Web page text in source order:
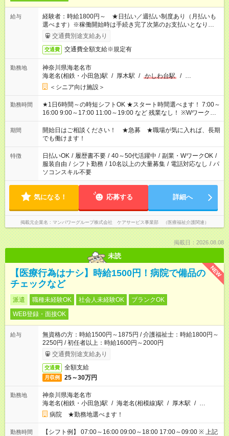
給与
経験者：時給1800円～ ★日払い／週払い制度あり（月払いも
選べます）※稼働開始時は手続き完了次第のお支払いとなりま
す。交通費別途支給あり
交通費 交通費全額支給※規定有
勤務地
神奈川県海老名市
海老名(相鉄・小田急)駅 / 厚木駅 / かしわ台駅 / …
＜シニア向け施設＞
勤務時間
★1日6時間～の時短シフトOK ★スタート時間選べます！ 7:00～
16:00 9:00～17:00 11:00～19:00 など 残業なし！ ※Wワークの
場合、他のお仕事と合わせ週40時間超の就業はご案内できませ
ん ※法令に基づき、週20時間以上勤務は社会保険への加入対象
となります ※労働者派遣法（日雇い派遣の原則禁止）により、
短時間・短期間の就業はご案内が難しい場合があります
期間
開始日はご相談ください！ ★急募 ★職場が気に入れば、長期
でも働けます！
特徴 日払いOK / 履歴書不要 / 40～50代活躍中 / 副業・WワークOK /
服装自由 / シフト勤務 / 10名以上の大量募集 / 電話対応なし / パ
ソコンスキル不要
気になる！ 応募する 詳細へ
掲載元企業名 マンパワーグループ株式会社 ケアサービス事業部 （医療福祉介護関連）
掲載日：2026.08.08
未読
NEW
【医療行為はナシ】時給1500円！病院で備品の
チェックなど
派遣 職種未経験OK 社会人未経験OK
ブランクOK
WEB登録・面接OK
給与
無資格の方：時給1500円～1875円 / 介護福祉士：時給1800円～
2250円 / 初任者以上：時給1600円～2000円
交通費別途支給あり
交通費 全額支給
月収例 25～30万円
勤務地
神奈川県海老名市
海老名(相鉄・小田急)駅 / 海老名(相模線)駅 / 厚木駅 / …
病院 ★勤務地選べます！
勤務時間
【シフト例】 07:00～16:00 09:00～18:00 17:00～09:00 ※ 上記